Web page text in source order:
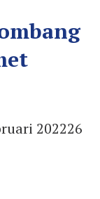
202226